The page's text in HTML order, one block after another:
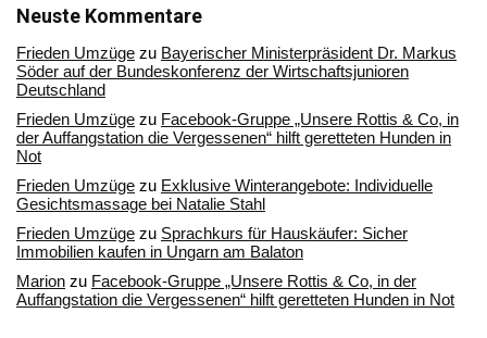
Archiv
Neuste Kommentare
Frieden Umzüge zu Bayerischer Ministerpräsident Dr. Markus
Söder auf der Bundeskonferenz der Wirtschaftsjunioren
Deutschland
Frieden Umzüge zu Facebook-Gruppe „Unsere Rottis & Co, in
der Auffangstation die Vergessenen“ hilft geretteten Hunden in
Not
Frieden Umzüge zu Exklusive Winterangebote: Individuelle
Gesichtsmassage bei Natalie Stahl
Frieden Umzüge zu Sprachkurs für Hauskäufer: Sicher
Immobilien kaufen in Ungarn am Balaton
Marion zu Facebook-Gruppe „Unsere Rottis & Co, in der
Auffangstation die Vergessenen“ hilft geretteten Hunden in Not